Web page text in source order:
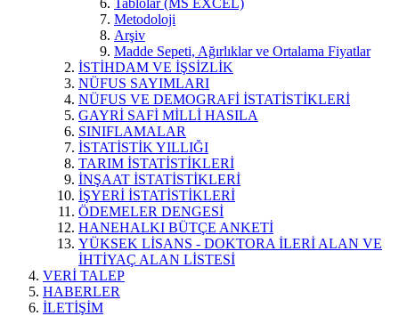
Tablolar (MS EXCEL)
Metodoloji
Arşiv
Madde Sepeti, Ağırlıklar ve Ortalama Fiyatlar
İSTİHDAM VE İŞSİZLİK
NÜFUS SAYIMLARI
NÜFUS VE DEMOGRAFİ İSTATİSTİKLERİ
GAYRİ SAFİ MİLLİ HASILA
SINIFLAMALAR
İSTATİSTİK YILLIĞI
TARIM İSTATİSTİKLERİ
İNŞAAT İSTATİSTİKLERİ
İŞYERİ İSTATİSTİKLERİ
ÖDEMELER DENGESİ
HANEHALKI BÜTÇE ANKETİ
YÜKSEK LİSANS - DOKTORA İLERİ ALAN VE
İHTİYAÇ ALAN LİSTESİ
VERİ TALEP
HABERLER
İLETİŞİM